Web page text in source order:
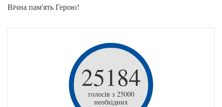
Вічна пам'ять Герою!
25184
голосів з 25000
необхідних